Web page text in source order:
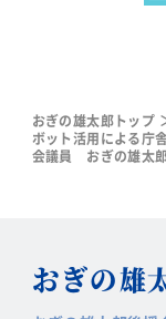
おぎの雄太郎トップ
ボット活用による
会議員 おぎの雄太
おぎの雄